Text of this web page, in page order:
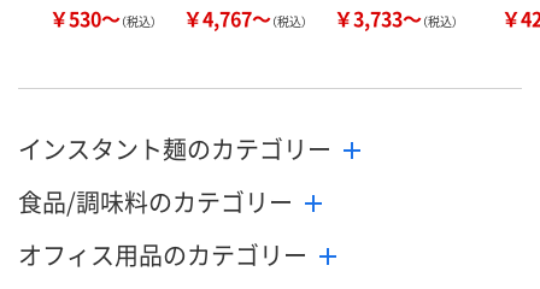
￥530～（税込） ￥4,767～（税込） ￥3,733～（税込） ￥
インスタント麺のカテゴリー
食品/調味料のカテゴリー
オフィス用品のカテゴリー